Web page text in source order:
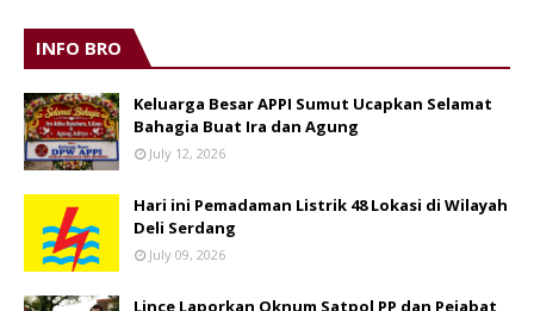
INFO BRO
Keluarga Besar APPI Sumut Ucapkan Selamat
Bahagia Buat Ira dan Agung
July 12, 2026
Hari ini Pemadaman Listrik 48 Lokasi di Wilayah
Deli Serdang
July 09, 2026
Lince Laporkan Oknum Satpol PP dan Pejabat